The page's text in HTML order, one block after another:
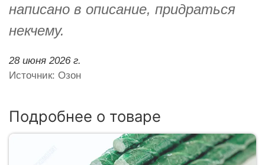
написано в описание, придраться
некчему.
28 июня 2026 г.
Источник: Озон
Подробнее о товаре